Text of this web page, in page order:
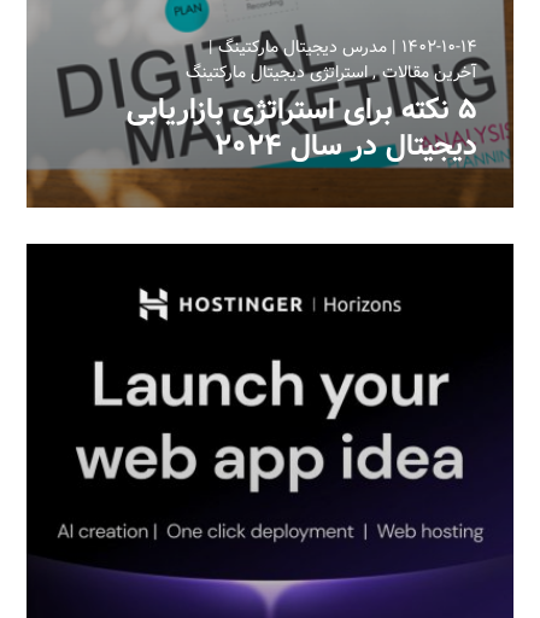
۱۴۰۲-۱۰-۱۴
مدرس دیجیتال مارکتینگ
آخرین مقالات استراتژی دیجیتال مارکتینگ
۵ نکته برای استراتژی بازاریابی
دیجیتال در سال ۲۰۲۴